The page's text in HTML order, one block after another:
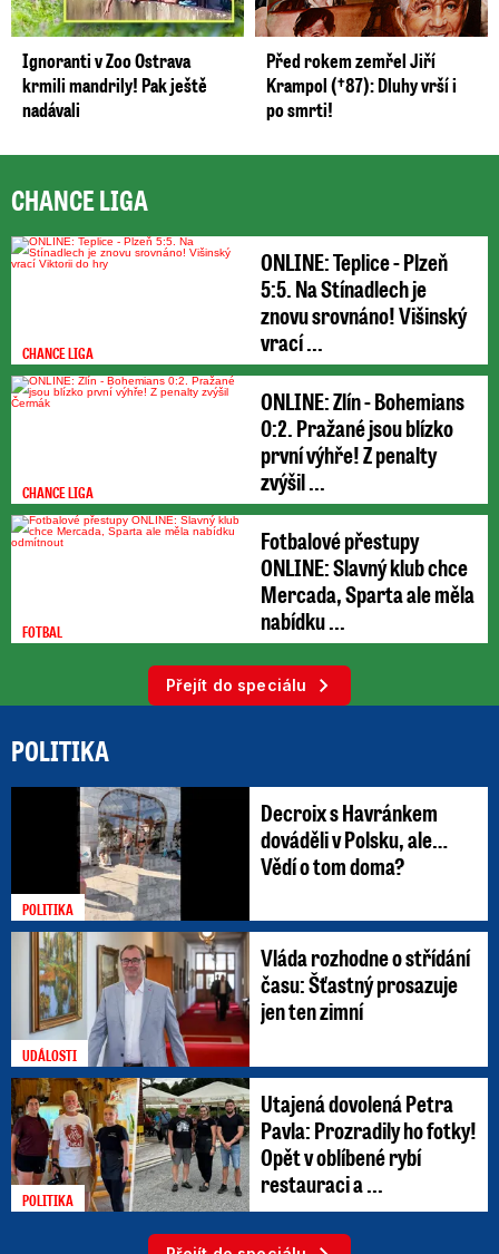
Ignoranti v Zoo Ostrava
krmili mandrily! Pak ještě
nadávali
Před rokem zemřel Jiří
Krampol (†87): Dluhy vrší i
po smrti!
CHANCE LIGA
CHANCE LIGA
ONLINE: Teplice - Plzeň
5:5. Na Stínadlech je
znovu srovnáno! Višinský
vrací ...
CHANCE LIGA
ONLINE: Zlín - Bohemians
0:2. Pražané jsou blízko
první výhře! Z penalty
zvýšil ...
FOTBAL
Fotbalové přestupy
ONLINE: Slavný klub chce
Mercada, Sparta ale měla
nabídku ...
Přejít do speciálu
POLITIKA
POLITIKA
Decroix s Havránkem
dováděli v Polsku, ale…
Vědí o tom doma?
UDÁLOSTI
Vláda rozhodne o střídání
času: Šťastný prosazuje
jen ten zimní
POLITIKA
Utajená dovolená Petra
Pavla: Prozradily ho fotky!
Opět v oblíbené rybí
restauraci a ...